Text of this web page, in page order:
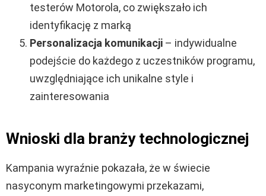
testerów Motorola, co zwiększało ich
identyfikację z marką
Personalizacja komunikacji – indywidualne
podejście do każdego z uczestników programu,
uwzględniające ich unikalne style i
zainteresowania
Wnioski dla branży technologicznej
Kampania wyraźnie pokazała, że w świecie
nasyconym marketingowymi przekazami,